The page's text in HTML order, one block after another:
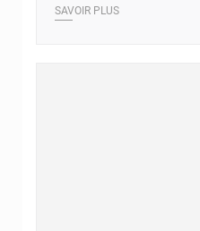
SAVOIR PLUS